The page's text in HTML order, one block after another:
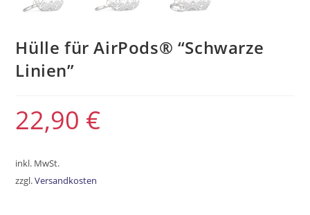
Hülle für AirPods® “Schwarze
Linien”
22,90 €
inkl. MwSt.
zzgl.Versandkosten